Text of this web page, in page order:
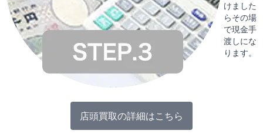
けました
らその場
で現金手
渡しにな
ります。
店頭買取の詳細はこちら